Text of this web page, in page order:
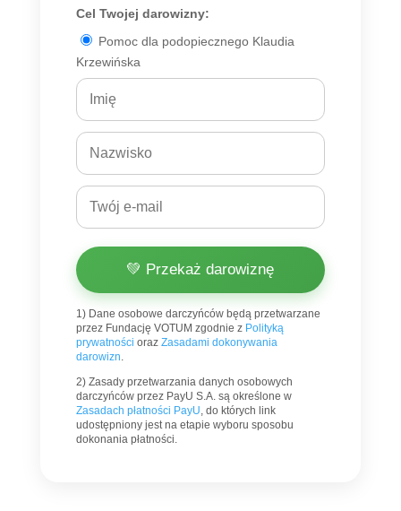
Cel Twojej darowizny:
Pomoc dla podopiecznego Klaudia
Krzewińska
💚 Przekaż darowiznę
1) Dane osobowe darczyńców będą przetwarzane
przez Fundację VOTUM zgodnie z Polityką
prywatności oraz Zasadami dokonywania
darowizn.
2) Zasady przetwarzania danych osobowych
darczyńców przez PayU S.A. są określone w
Zasadach płatności PayU, do których link
udostępniony jest na etapie wyboru sposobu
dokonania płatności.